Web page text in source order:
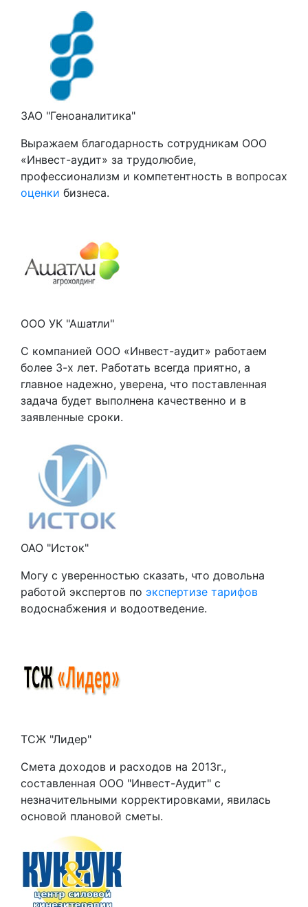
ЗАО "Геноаналитика"
Выражаем благодарность сотрудникам ООО
«Инвест-аудит» за трудолюбие,
профессионализм и компетентность в вопросах
оценки бизнеса.
ООО УК "Ашатли"
С компанией ООО «Инвест-аудит» работаем
более 3-х лет. Работать всегда приятно, а
главное надежно, уверена, что поставленная
задача будет выполнена качественно и в
заявленные сроки.
ОАО "Исток"
Могу с уверенностью сказать, что довольна
работой экспертов по экспертизе тарифов
водоснабжения и водоотведение.
ТСЖ "Лидер"
Смета доходов и расходов на 2013г.,
составленная ООО "Инвест-Аудит" с
незначительными корректировками, явилась
основой плановой сметы.